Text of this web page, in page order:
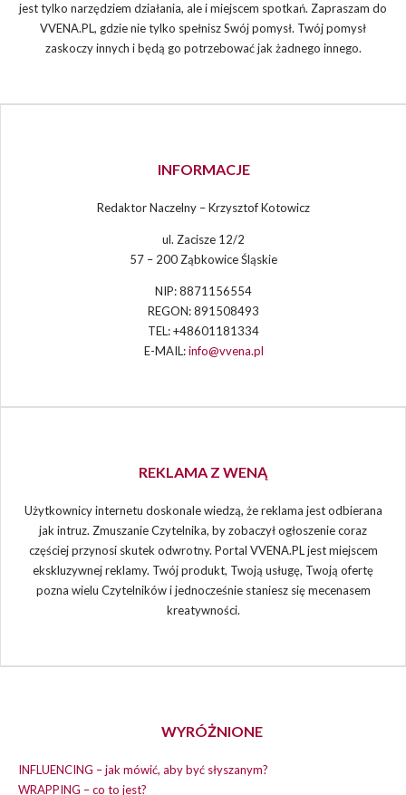
jest tylko narzędziem działania, ale i miejscem spotkań. Zapraszam do
VVENA.PL, gdzie nie tylko spełnisz Swój pomysł. Twój pomysł
zaskoczy innych i będą go potrzebować jak żadnego innego.
INFORMACJE
Redaktor Naczelny – Krzysztof Kotowicz
ul. Zacisze 12/2
57 – 200 Ząbkowice Śląskie
NIP: 8871156554
REGON: 891508493
TEL: +48601181334
E-MAIL:info@vvena.pl
REKLAMA Z WENĄ
Użytkownicy internetu doskonale wiedzą, że reklama jest odbierana
jak intruz. Zmuszanie Czytelnika, by zobaczył ogłoszenie coraz
częściej przynosi skutek odwrotny. Portal VVENA.PL jest miejscem
ekskluzywnej reklamy. Twój produkt, Twoją usługę, Twoją ofertę
pozna wielu Czytelników i jednocześnie staniesz się mecenasem
kreatywności.
WYRÓŻNIONE
INFLUENCING – jak mówić, aby być słyszanym?
WRAPPING – co to jest?